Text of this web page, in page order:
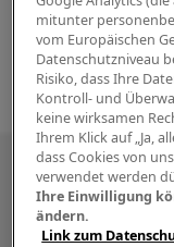
Besuchen
mitunter
vom Europäischen
Datenschutzniveau
Risiko, dass Ihre
Kontroll- und
keine wirksamen
Ihrem Klick auf „Ja,
dass Cookies von
verwendet werden
Ihre Einwilligung
ändern.
Link zum